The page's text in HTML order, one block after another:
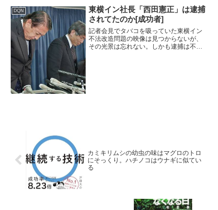
針を転換し、一定の条件付きで継続販売
を認める...
DQN
東横イン社長「西田憲正」は逮捕
されてたのか[成功者]
記者会見でタバコを吸っていた東横イン
不法改造問題の映像は見つからないが、
その光景は忘れない。しかも逮捕は不正
カミキリムシの幼虫の味はマグロのトロ
にそっくり。ハチノコはウナギに似てい
る